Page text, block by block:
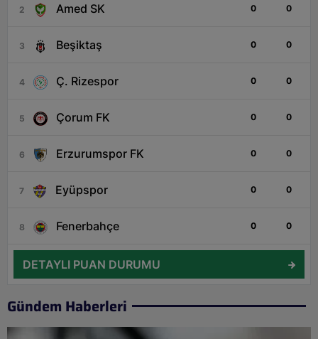
2 Amed SK 0 0
3 Beşiktaş 0 0
4 Ç. Rizespor 0 0
5 Çorum FK 0 0
6 Erzurumspor FK 0 0
7 Eyüpspor 0 0
8 Fenerbahçe 0 0
DETAYLI PUAN DURUMU
Gündem Haberleri